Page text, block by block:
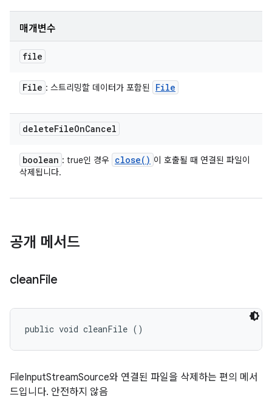
매개변수
file
File : 스트리밍할 데이터가 포함된 File
deleteFileOnCancel
boolean : true인 경우 close( ) 이 호출될 때 연결된 파일이
삭제됩니다.
공개 메서드
cleanFile
public void cleanFile ()
FileInputStreamSource와 연결된 파일을 삭제하는 편의 메서
드입니다. 안전하지 않음